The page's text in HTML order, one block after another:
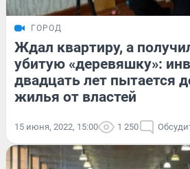
ГОРОД
Ждал квартиру, а
убитую «деревяшку»:
двадцать лет пытается
жилья от властей
15 июня, 2022, 15:00 1 250